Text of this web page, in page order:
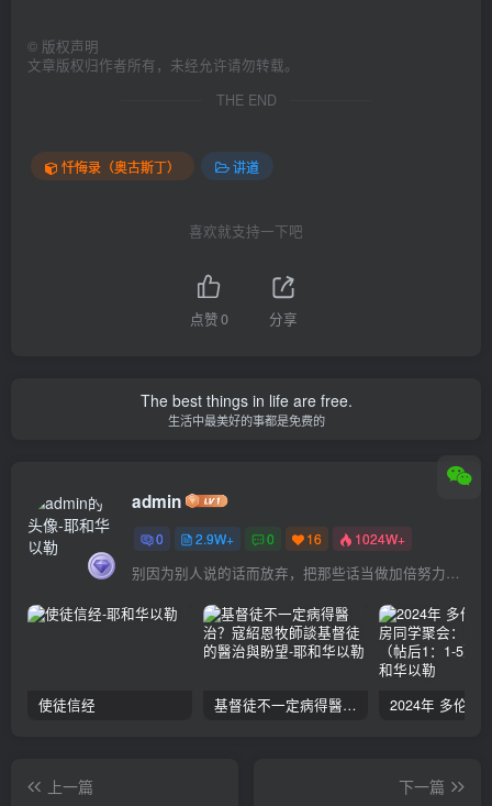
© 版权声明
文章版权归作者所有，未经允许请勿转载。
THE END
忏悔录（奥古斯丁） 讲道
喜欢就支持一下吧
点赞0 分享
The best things in life are free.
生活中最美好的事都是免费的
admin
0 2.9W+ 0 16 1024W+
别因为别人说的话而放弃，把那些话当做加倍努力的动力
使徒信经 基督徒不一定病得醫治？寇紹恩牧師談基督徒的醫治與盼望
上一篇
下一篇